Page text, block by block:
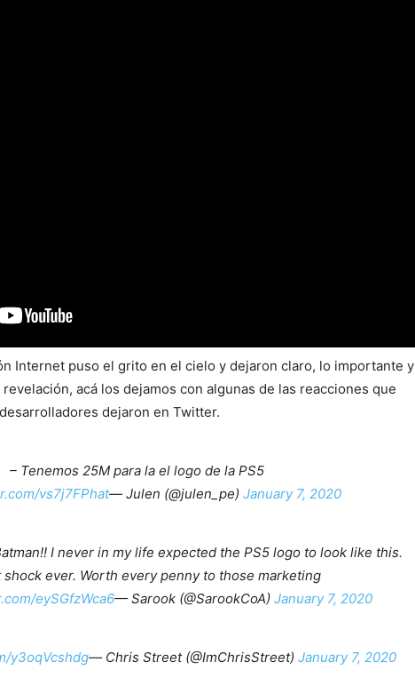
Internet puso el grito en el cielo y dejaron claro, lo importante y
acá los dejamos con algunas de las reacciones que
dejaron en Twitter.
– Tenemos 25M para la el logo de la PS5
vs7j7FPhat— Julen (@julen_pe) January 7, 2020
I never in my life expected the PS5 logo to look like this.
shock ever. Worth every penny to those marketing
eySGfzWca6— Sarook (@SarookCoA) January 7, 2020
y3oqVcshdg— Chris Street (@ImChrisStreet) January 7, 2020